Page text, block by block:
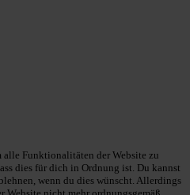
alle Funktionalitäten der Website zu
dies für dich in Ordnung ist. Du kannst
wenn du dies wünscht. Allerdings